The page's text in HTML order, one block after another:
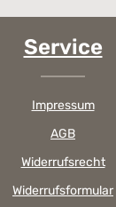
Service
Impressum
AGB
Widerrufsrecht
Widerrufsformular